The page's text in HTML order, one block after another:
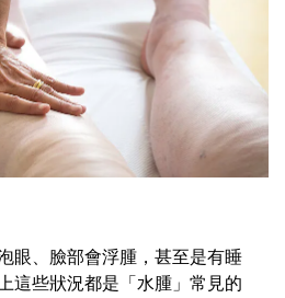
眼、臉部會浮腫，甚至是有睡
這些狀況都是「水腫」常見的